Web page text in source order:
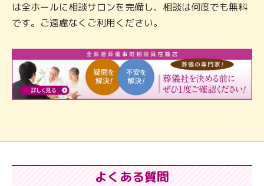
は全ホールに相談サロンを完備し、相談は何度でも無料
です。ご遠慮なくご利用ください。
よくある質問